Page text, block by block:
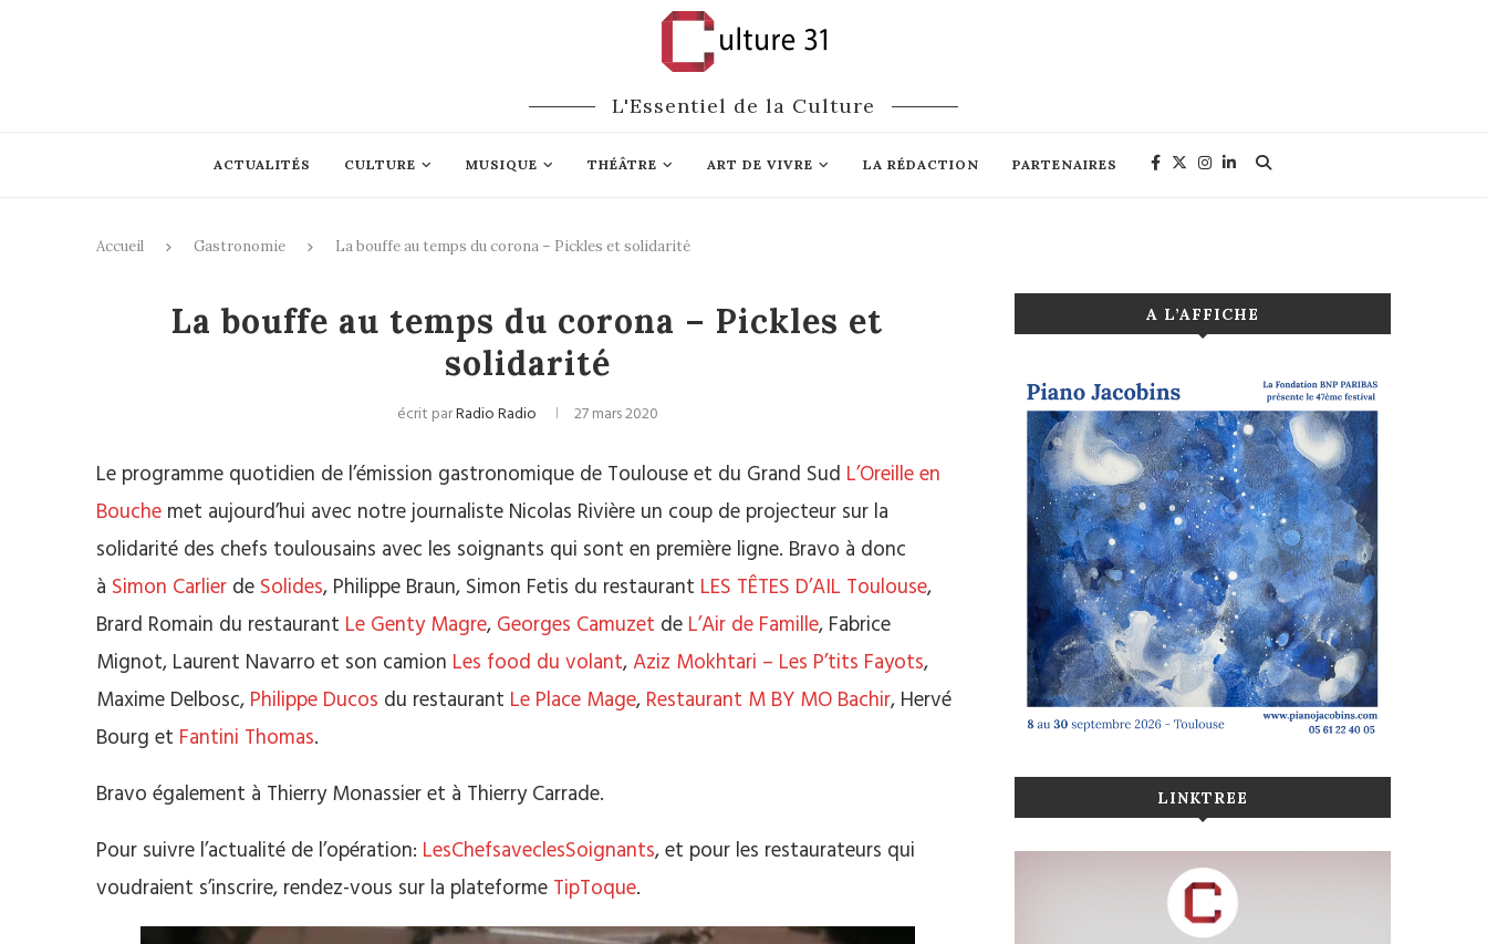
L'Essentiel de la Culture
ACTUALITÉS CULTURE MUSIQUE THÉÂTRE ART DE VIVRE LA RÉDACTION PARTENAIRES
Accueil Gastronomie La bouffe au temps du corona – Pickles et solidarité
La bouffe au temps du corona – Pickles et
solidarité
écrit parRadio Radio 27 mars 2020
Le programme quotidien de l’émission gastronomique de Toulouse et du Grand Sud L’Oreille en
Bouche met aujourd’hui avec notre journaliste Nicolas Rivière un coup de projecteur sur la
solidarité des chefs toulousains avec les soignants qui sont en première ligne. Bravo à donc
à Simon Carlier de Solides, Philippe Braun, Simon Fetis du restaurant LES TÊTES D’AIL Toulouse,
Brard Romain du restaurant Le Genty Magre, Georges Camuzet de L’Air de Famille, Fabrice
Mignot, Laurent Navarro et son camion Les food du volant,Aziz Mokhtari – Les P’tits Fayots,
Maxime Delbosc, Philippe Ducos du restaurant Le Place Mage, Restaurant M BY MO Bachir, Hervé
Bourg et Fantini Thomas.
Bravo également à Thierry Monassier et à Thierry Carrade.
Pour suivre l’actualité de l’opération: LesChefsaveclesSoignants, et pour les restaurateurs qui
voudraient s’inscrire, rendez-vous sur la plateforme TipToque.
A L’AFFICHE
LINKTREE